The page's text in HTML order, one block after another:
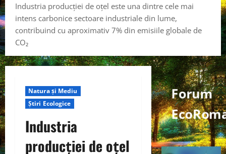
Industria producției de oțel este una dintre cele mai
intens carbonice sectoare industriale din lume,
contribuind cu aproximativ 7% din emisiile globale de
CO₂
Natura și Mediu
Știri Ecologice
Industria
producției de oțel
Forum